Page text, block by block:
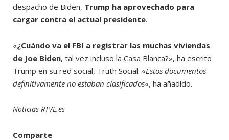
despacho de Biden, Trump ha aprovechado para
cargar contra el actual presidente.
«¿Cuándo va el FBI a registrar las muchas viviendas
de Joe Biden, tal vez incluso la Casa Blanca?», ha escrito
Trump en su red social, Truth Social. «Estos documentos
definitivamente no estaban clasificados«, ha añadido.
Noticias RTVE.es
Comparte